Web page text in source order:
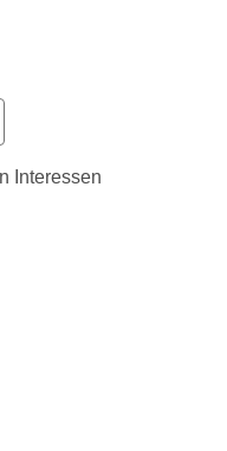
Interessen